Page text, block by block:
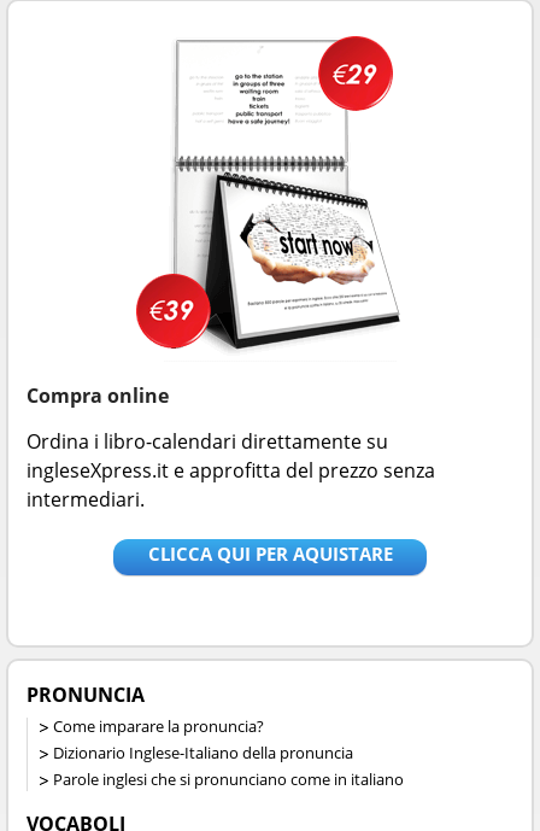
Compra online
Ordina i libro-calendari direttamente su
ingleseXpress.it e approfitta del prezzo senza
intermediari.
CLICCA QUI PER AQUISTARE
PRONUNCIA
Come imparare la pronuncia?
Dizionario Inglese-Italiano della pronuncia
Parole inglesi che si pronunciano come in italiano
VOCABOLI